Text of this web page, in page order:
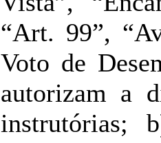
“Art. 99”,
Voto de
autorizam a
instrutórias;